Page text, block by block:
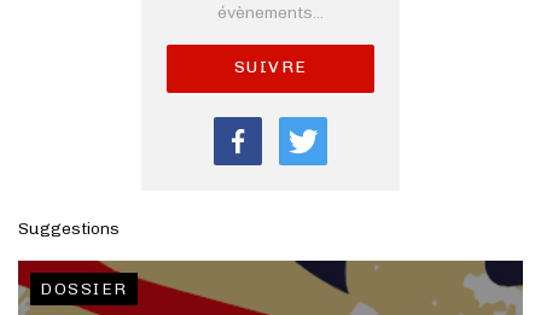
évènements...
SUIVRE
Suggestions
DOSSIER